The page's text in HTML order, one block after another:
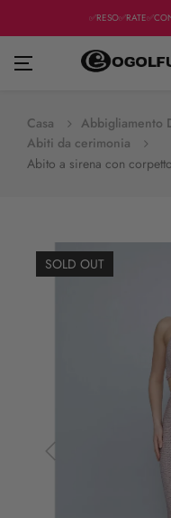
navigazione
☰
Casa Abbigliamento
Abiti da cerimonia
Abito a sirena con
SOLD OUT